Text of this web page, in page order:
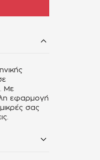
Με
εφαρμογή
σας